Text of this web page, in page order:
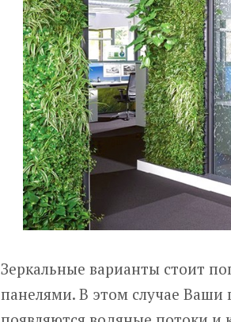
Зеркальные варианты стоит
панелями. В этом случае Ваши